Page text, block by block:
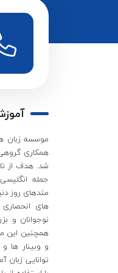
موسسه زبان
شد. هدف از
جمله
متدهای روز
های
نوجوانان و
همچنین این
و وبینار
توانایی